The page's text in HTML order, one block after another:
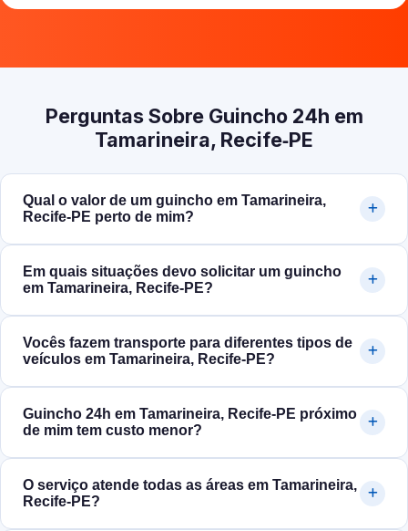
Perguntas Sobre Guincho 24h em
Tamarineira, Recife‑PE
Qual o valor de um guincho em Tamarineira,
Recife‑PE perto de mim?
Em quais situações devo solicitar um guincho
em Tamarineira, Recife‑PE?
Vocês fazem transporte para diferentes tipos de
veículos em Tamarineira, Recife‑PE?
Guincho 24h em Tamarineira, Recife‑PE próximo
de mim tem custo menor?
O serviço atende todas as áreas em Tamarineira,
Recife‑PE?